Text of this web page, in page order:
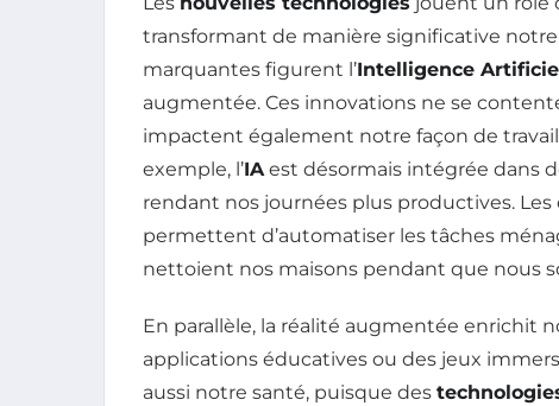
transformant de manière significative
marquantes figurent l’Intelligence
augmentée. Ces innovations ne se
impactent également notre façon de
exemple, l’IAest désormais intégrée dans
rendant nos journées plus productives. Les
permettent d’automatiser les tâches
nettoient nos maisons pendant que nous
En parallèle, la réalité augmentée enrichit
applications éducatives ou des jeux
aussi notre santé, puisque des